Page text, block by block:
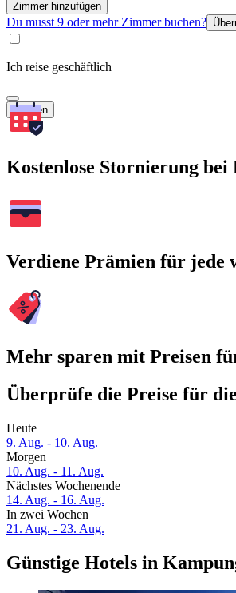
Zimmer hinzufügen
Du musst 9 oder mehr Zimmer buchen?
Ich reise geschäftlich
Suchen
Kostenlose Stornierung bei
Verdiene Prämien für jede
Mehr sparen mit Preisen
Überprüfe die Preise für
Heute
9. Aug. - 10. Aug.
Morgen
10. Aug. - 11. Aug.
Nächstes Wochenende
14. Aug. - 16. Aug.
In zwei Wochen
21. Aug. - 23. Aug.
Günstige Hotels in